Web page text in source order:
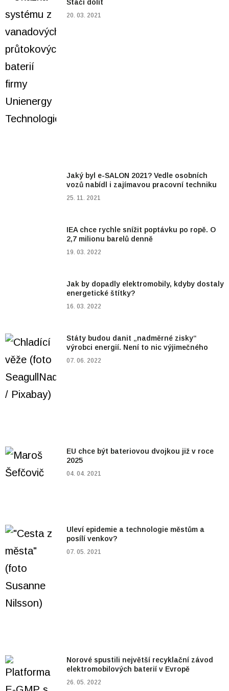
Stačí dolít
20. 03. 2021
Jaký byl e-SALON 2021? Vedle osobních
vozů nabídl i zajímavou pracovní techniku
25. 11. 2021
IEA chce rychle snížit poptávku po ropě. O
2,7 milionu barelů denně
19. 03. 2022
Jak by dopadly elektromobily, kdyby dostaly
energetické štítky?
16. 03. 2022
Státy budou danit „nadměrné zisky“
výrobci energií. Není to nic výjimečného
07. 06. 2022
EU chce být bateriovou dvojkou již v roce
2025
04. 04. 2021
Uleví epidemie a technologie městům a
posílí venkov?
07. 05. 2021
Norové spustili největší recyklační závod
elektromobilových baterií v Evropě
26. 05. 2022